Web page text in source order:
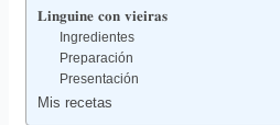
𝐋𝐢𝐧𝐠𝐮𝐢𝐧𝐞 𝐜𝐨𝐧 𝐯𝐢𝐞𝐢𝐫𝐚𝐬
Ingredientes
Preparación
Presentación
Mis recetas